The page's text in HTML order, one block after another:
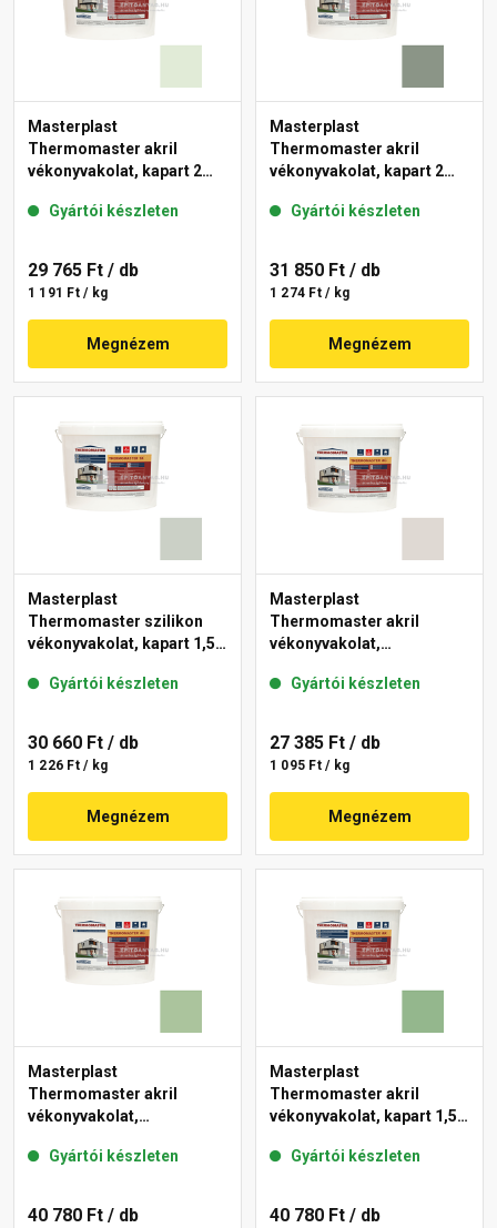
Masterplast
Thermomaster akril
vékonyvakolat, kapart 2
Gyártói készleten
29 765 Ft / db
1 191 Ft / kg
Megnézem
Masterplast
Thermomaster akril
vékonyvakolat, kapart 2
Gyártói készleten
31 850 Ft / db
1 274 Ft / kg
Megnézem
Masterplast
Thermomaster szilikon
vékonyvakolat, kapart 1,5
Gyártói készleten
30 660 Ft / db
1 226 Ft / kg
Megnézem
Masterplast
Thermomaster akril
vékonyvakolat,
45-E 25 kg
Gyártói készleten
27 385 Ft / db
1 095 Ft / kg
Megnézem
Masterplast
Thermomaster akril
vékonyvakolat,
41-C 25 kg
Gyártói készleten
40 780 Ft / db
Masterplast
Thermomaster akril
vékonyvakolat, kapart 1,5
Gyártói készleten
40 780 Ft / db